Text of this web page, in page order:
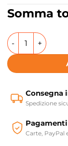
Somma
Lavabo incasso
Consegna
Spedizione
Carte, PayPal